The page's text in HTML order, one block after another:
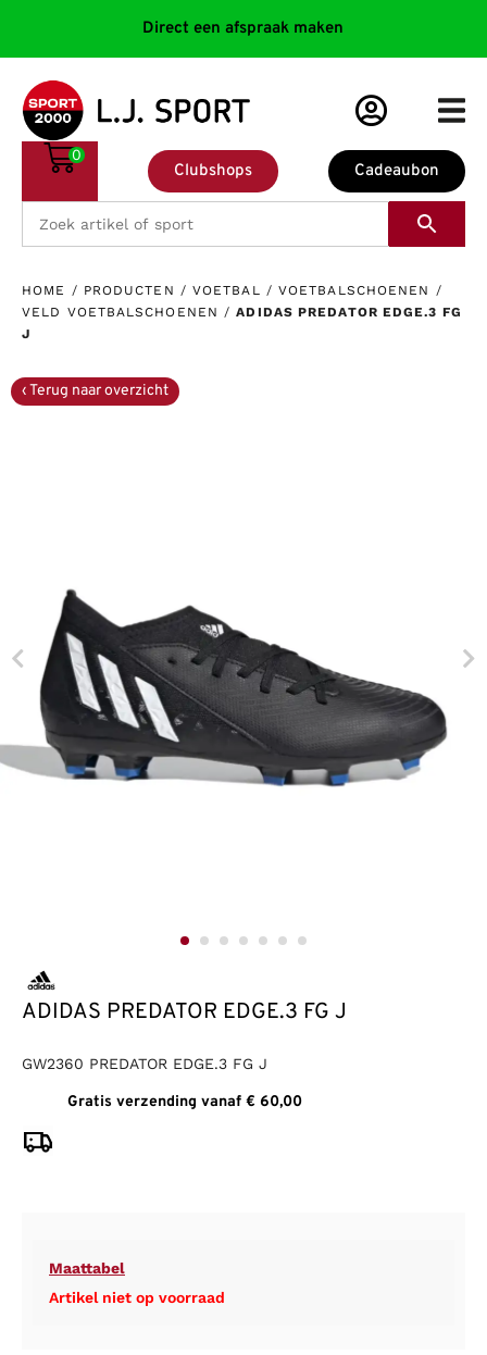
Direct een afspraak maken
Cadeaubon
Clubshops
0
HOME / PRODUCTEN / VOETBAL / VOETBALSCHOENEN /
VELD VOETBALSCHOENEN /ADIDAS PREDATOR EDGE.3 FG
J
ADIDAS PREDATOR EDGE.3 FG J
GW2360 PREDATOR EDGE.3 FG J
Gratis verzending vanaf € 60,00
Maattabel
Artikel niet op voorraad